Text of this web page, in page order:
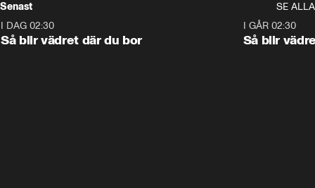
Senast
SE ALLA
I DAG 02:30
Så blir vädret där du bor
I GÅR 02:30
Så blir